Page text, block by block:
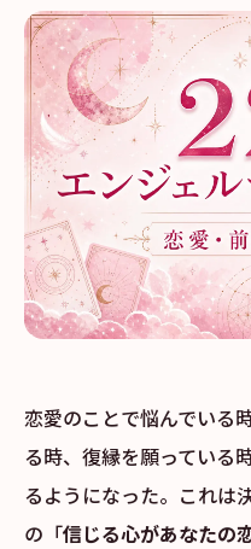
恋愛のことで悩んでいる
る時、復縁を願ってい
るようになった。これは
の「信じる心があなたの